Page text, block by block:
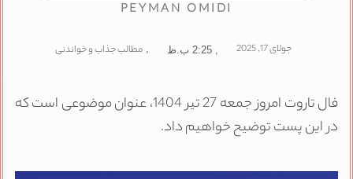
PEYMAN OMIDI
جولای 17, 2025 2:25 ب.ظ , مطالب جذاب و خواندنی
فال تاروت امروز جمعه 27 تیر 1404، عنوان موضوعی است که
در این پست توضیح خواهیم داد.